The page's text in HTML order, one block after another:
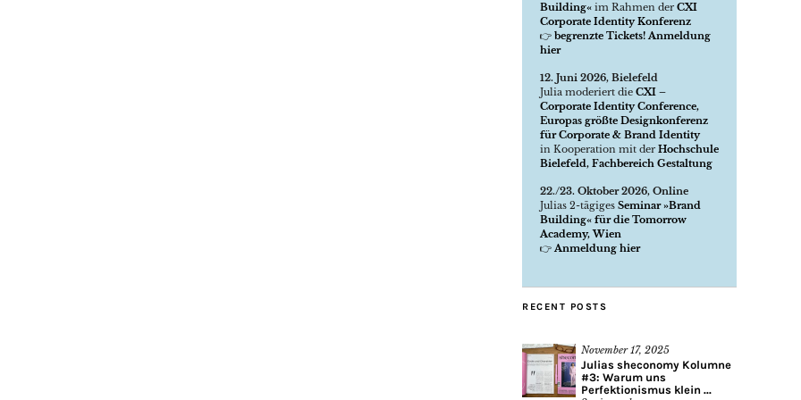
Building« im Rahmen der CXI
Corporate Identity Konferenz
👉 begrenzte Tickets! Anmeldung
hier
12. Juni 2026, Bielefeld
Julia moderiert die CXI –
Corporate Identity Conference,
Europas größte Designkonferenz
für Corporate & Brand Identity
in Kooperation mit der Hochschule
Bielefeld, Fachbereich Gestaltung
22./23. Oktober 2026, Online
Julias 2-tägiges Seminar »Brand
Building« für die Tomorrow
Academy, Wien
👉 Anmeldung hier
RECENT POSTS
November 17, 2025
Julias sheconomy Kolumne
#3: Warum uns
Perfektionismus klein ...